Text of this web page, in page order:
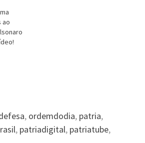
ao
, ordemdodia, patria,
, patriadigital, patriatube,